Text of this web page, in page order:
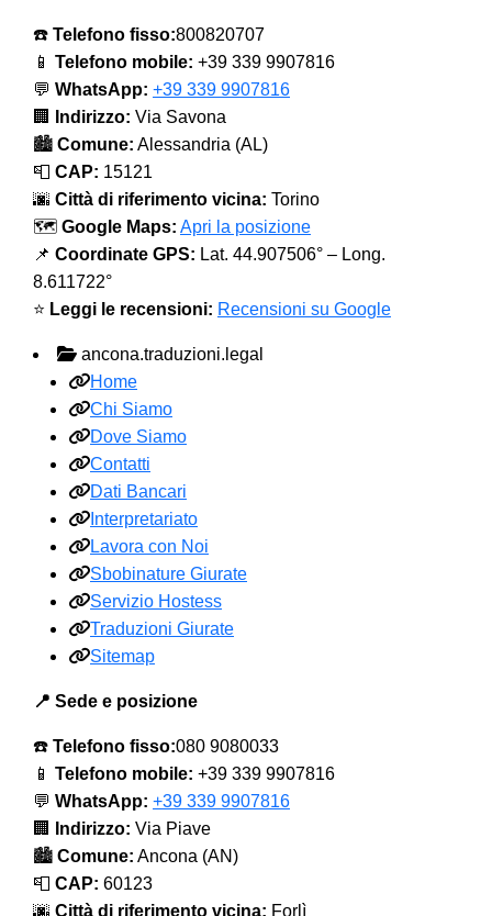
☎️ Telefono fisso:800820707
📱 Telefono mobile: +39 339 9907816
💬 WhatsApp: +39 339 9907816
🏢
Indirizzo: Via Savona
🏙️ Comune: Alessandria (AL)
📮 CAP: 15121
🌆 Città di riferimento vicina: Torino
🗺️ Google Maps: Apri la posizione
📌 Coordinate GPS: Lat. 44.907506° – Long.
8.611722°
⭐ Leggi le recensioni: Recensioni su Google
ancona.traduzioni.legal
Home
Chi Siamo
Dove Siamo
Contatti
Dati Bancari
Interpretariato
Lavora con Noi
Sbobinature Giurate
Servizio Hostess
Traduzioni Giurate
Sitemap
📍 Sede e posizione
☎️ Telefono fisso:080 9080033
📱 Telefono mobile: +39 339 9907816
💬 WhatsApp: +39 339 9907816
🏢
Indirizzo: Via Piave
🏙️ Comune: Ancona (AN)
📮 CAP: 60123
🌆 Città di riferimento vicina: Forlì